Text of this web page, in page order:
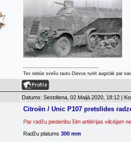
Tev nebūs svešu tautu Dievus turēt augstāk par
Datums: Sestdiena, 02.Maijā.2020, 18:12 |
Citroën / Unic P107 pretslīdes
Par radžu piederību šim artilērijas vilcējam
Radžu platums 300 mm